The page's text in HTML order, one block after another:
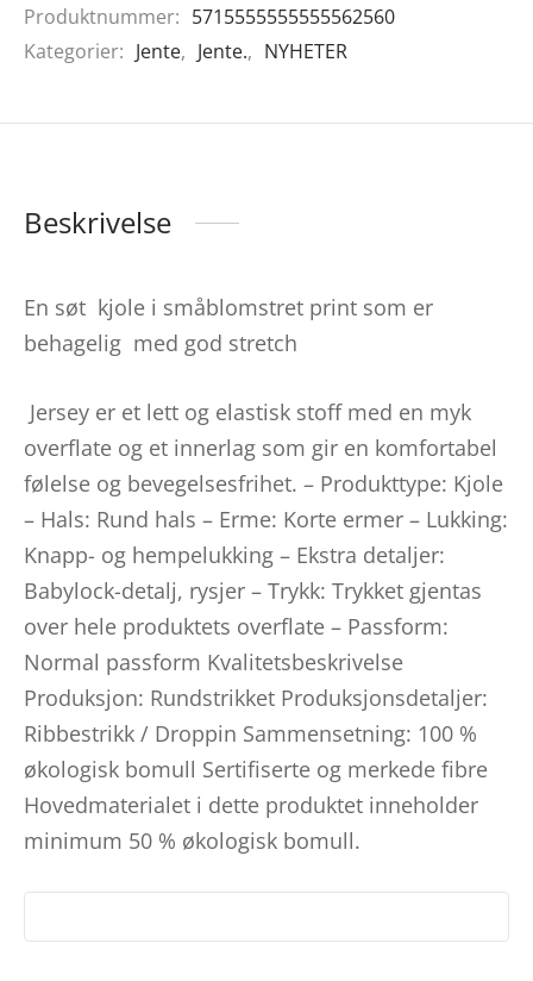
Produktnummer: 5715555555555562560
Kategorier: Jente, Jente., NYHETER
Beskrivelse
En søt kjole i småblomstret print som er
behagelig med god stretch
Jersey er et lett og elastisk stoff med en myk
overflate og et innerlag som gir en komfortabel
følelse og bevegelsesfrihet. – Produkttype: Kjole
– Hals: Rund hals – Erme: Korte ermer – Lukking:
Knapp- og hempelukking – Ekstra detaljer:
Babylock-detalj, rysjer – Trykk: Trykket gjentas
over hele produktets overflate – Passform:
Normal passform Kvalitetsbeskrivelse
Produksjon: Rundstrikket Produksjonsdetaljer:
Ribbestrikk / Droppin Sammensetning: 100 %
økologisk bomull Sertifiserte og merkede fibre
Hovedmaterialet i dette produktet inneholder
minimum 50 % økologisk bomull.